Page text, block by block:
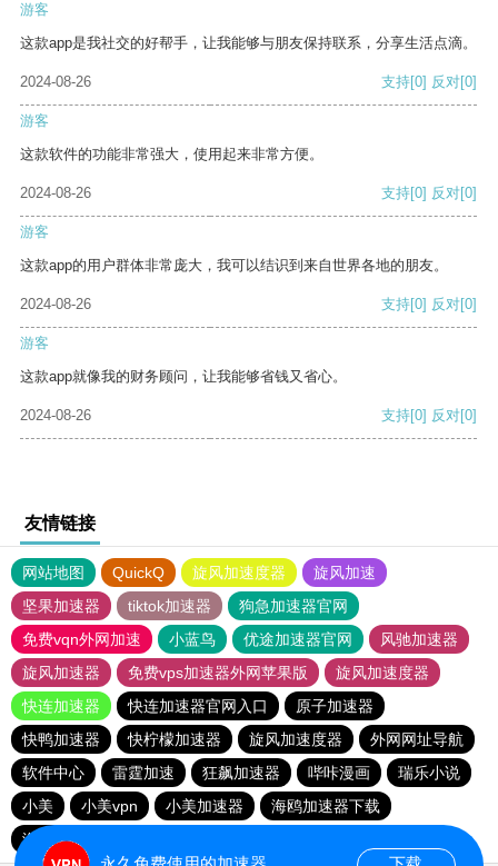
游客
这款app是我社交的好帮手，让我能够与朋友保持联系，分享生活点滴。
2024-08-26 支持[0] 反对[0]
游客
这款软件的功能非常强大，使用起来非常方便。
2024-08-26 支持[0] 反对[0]
游客
这款app的用户群体非常庞大，我可以结识到来自世界各地的朋友。
2024-08-26 支持[0] 反对[0]
游客
这款app就像我的财务顾问，让我能够省钱又省心。
2024-08-26 支持[0] 反对[0]
友情链接
网站地图 QuickQ 旋风加速度器
旋风加速
坚果加速器
tiktok加速器
狗急加速器官网
免费vqn外网加速
小蓝鸟 优途加速器官网
风驰加速器
旋风加速器
免费vps加速器外网苹果版
旋风加速度器
快连加速器
快连加速器官网入口
原子加速器
快鸭加速器
快柠檬加速器 旋风加速度器
外网网址导航
软件中心
雷霆加速 狂飙加速器 哔咔漫画
瑞乐小说
小美
小美vpn 小美加速器
海鸥加速器下载
海鸥加速度